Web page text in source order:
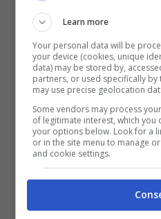
Negli anni scorsi
Learn more
Your personal data will be
your device (cookies, unique
data) may be stored by,
partners, or used specifically
may use precise geolocation
Some vendors may process
of legitimate interest, which you
your options below. Look for a
or in the site menu to manage
and cookie settings.